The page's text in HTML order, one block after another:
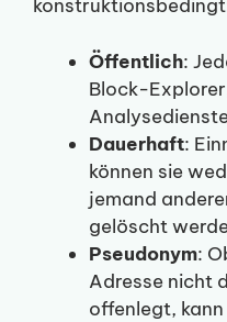
Öffentlich:
Block-
Dauerhaft:
können sie
jemand
gelöscht
Pseudonym:
Adresse nicht
offenlegt,